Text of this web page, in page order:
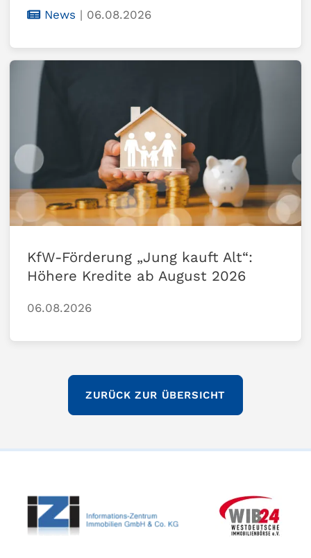
News | 06.08.2026
KfW-Förderung „Jung kauft Alt“:
Höhere Kredite ab August 2026
06.08.2026
ZURÜCK ZUR ÜBERSICHT